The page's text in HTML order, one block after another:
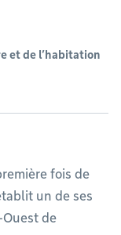
et de l’habitation
fois de
un de ses
de